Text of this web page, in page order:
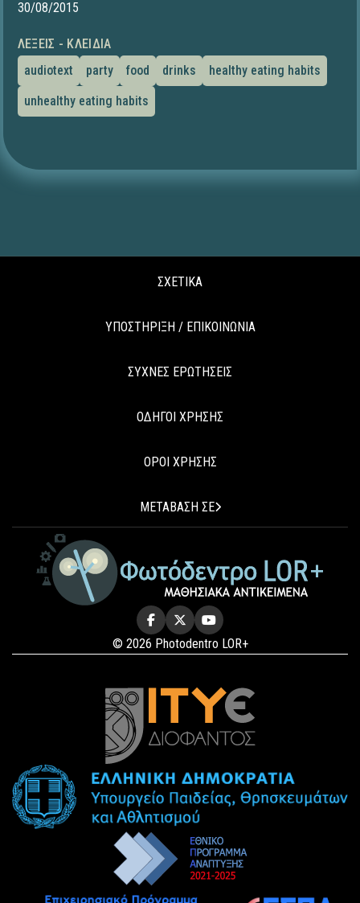
30/08/2015
ΛΈΞΕΙΣ - ΚΛΕΙΔΙΆ
audiotext
party food drinks
healthy eating habits
unhealthy eating habits
ΣΧΕΤΙΚΑ
ΥΠΟΣΤΗΡΙΞΗ / ΕΠΙΚΟΙΝΩΝΙΑ
ΣΥΧΝΕΣ ΕΡΩΤΗΣΕΙΣ
ΟΔΗΓΟΙ ΧΡΗΣΗΣ
ΟΡΟΙ ΧΡΗΣΗΣ
ΜΕΤΑΒΑΣΗ ΣΕ
© 2026 Photodentro LOR+